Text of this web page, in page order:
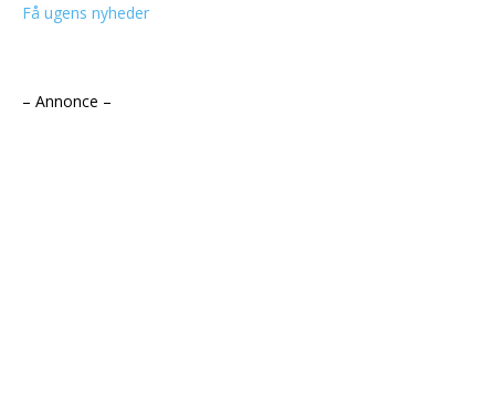
Få ugens nyheder
– Annonce –